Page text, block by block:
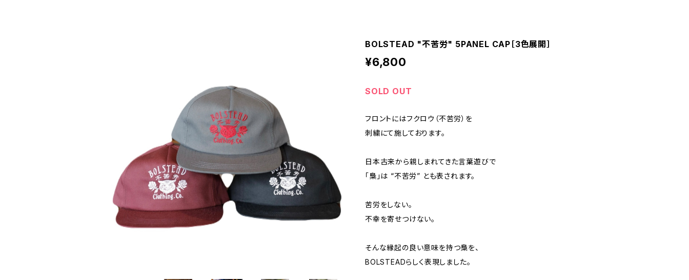
BOLSTEAD "不苦労" 5PANEL CAP［3色展開］
¥6,800
SOLD OUT
フロントにはフクロウ（不苦労）を
刺繍にて施しております。
日本古来から親しまれてきた言葉遊びで
「梟」は “不苦労” とも表されます。
苦労をしない。
不幸を寄せつけない。
そんな縁起の良い意味を持つ梟を、
BOLSTEADらしく表現しました。